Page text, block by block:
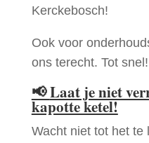
Kerckebosch!
Ook voor
ons terecht. Tot
📢Laat je niet
kapotte ketel!
Wacht niet tot het te